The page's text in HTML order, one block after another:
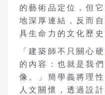
的藝術品定位，但
地深厚連結，反而
具生命力的文化歷史
「建築師不只關心
的內容：也就是我
像。」簡學義將理
人文關懷，透過設